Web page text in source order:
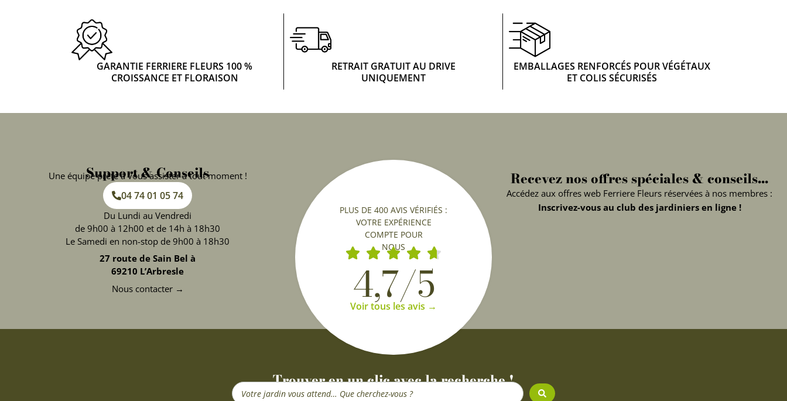
GARANTIE FERRIERE FLEURS 100 %
CROISSANCE ET FLORAISON
RETRAIT GRATUIT AU DRIVE
UNIQUEMENT
EMBALLAGES RENFORCÉS POUR VÉGÉTAUX
ET COLIS SÉCURISÉS
Support & Conseils
Une équipe prête à vous assister à tout moment !
04 74 01 05 74
Du Lundi au Vendredi
de 9h00 à 12h00 et de 14h à 18h30
Le Samedi en non-stop de 9h00 à 18h30
27 route de Sain Bel à
69210 L’Arbresle
Nous contacter →
PLUS DE 400 AVIS VÉRIFIÉS :
VOTRE EXPÉRIENCE
COMPTE POUR
NOUS
4,7/5
Voir tous les avis →
Recevez nos offres spéciales & conseils...
Accédez aux offres web Ferriere Fleurs réservées à nos membres :
Inscrivez-vous au club des jardiniers en ligne !
Trouver en un clic avec la recherche !
Search
...